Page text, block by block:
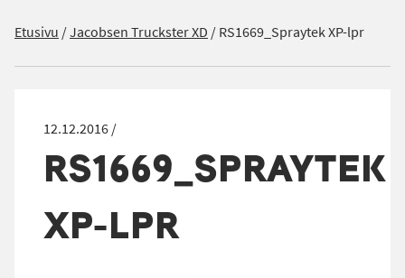
Etusivu /Jacobsen Truckster XD /RS1669_Spraytek XP-lpr
12.12.2016 /
RS1669_SPRAYTEK
XP-LPR